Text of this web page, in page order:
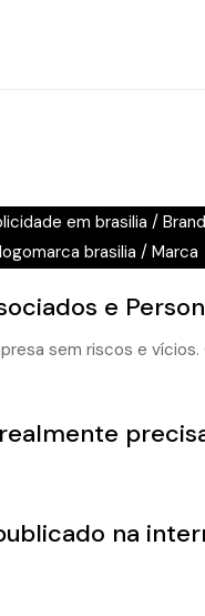
em brasilia /
brasilia / Marca
e
na